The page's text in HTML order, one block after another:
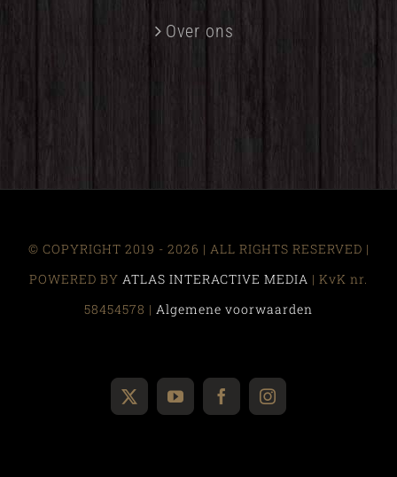
Over ons
© COPYRIGHT 2019 - 2026 | ALL RIGHTS RESERVED |
POWERED BY ATLAS INTERACTIVE MEDIA | KvK nr.
58454578 | Algemene voorwaarden
X YouTubeFacebookInstagram